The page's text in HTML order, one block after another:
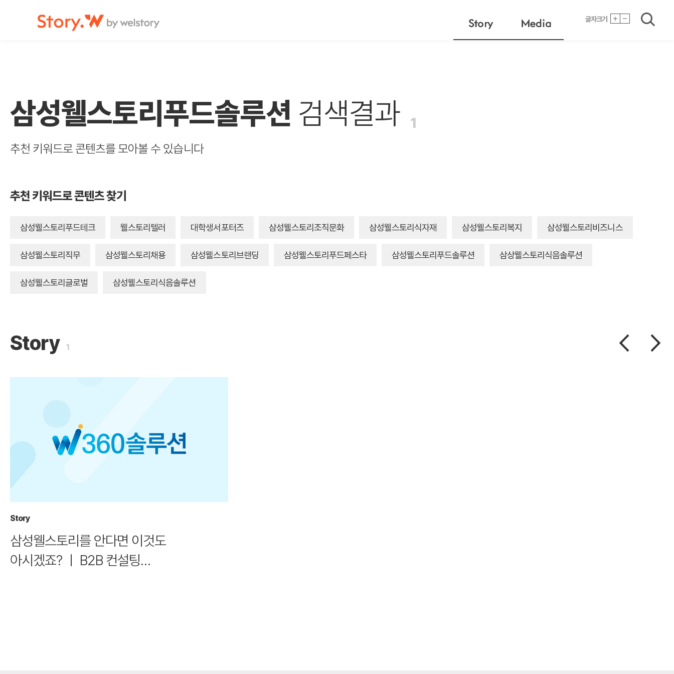
Story Media 글자크기
삼성웰스토리푸드솔루션 검색결과 1
추천 키워드로 콘텐츠를 모아볼 수 있습니다
추천 키워드로 콘텐츠 찾기
삼성웰스토리푸드테크 웰스토리텔러 대학생서포터즈 삼성웰스토리조직문화 삼성웰스토리식자재 삼성웰스토리복지 삼성웰스토리비즈니스
삼성웰스토리직무 삼성웰스토리채용 삼성웰스토리브랜딩 삼성웰스토리푸드페스타 삼성웰스토리푸드솔루션 삼상웰스토리식음솔루션
삼성웰스토리글로벌 삼성웰스토리식음솔루션
Story 1
Story
삼성웰스토리를 안다면 이것도
아시겠죠? ㅣ B2B 컨설팅